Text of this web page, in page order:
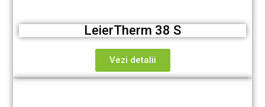
LeierTherm 38 S
Vezi detalii